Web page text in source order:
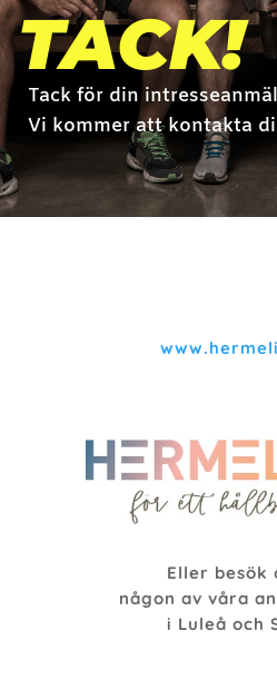
TACK!
Tack för din
Vi kommer att kontakta
Eller besök
någon av våra
i Luleå och